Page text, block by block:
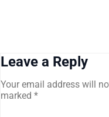
Leave a Reply
Your email address will
marked *